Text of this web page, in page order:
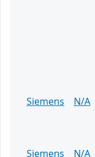
Siemens
N/A
Siemens
N/A